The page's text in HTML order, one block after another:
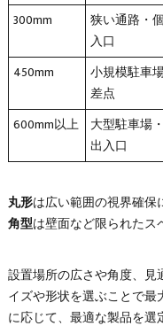
300mm
狭い通路・
入口
450mm
小規模駐車
差点
600mm以上
大型駐車場
出入口
丸形は広い範囲の視界確保
角型は壁面など限られたス
設置場所の広さや角度、
イズや形状を選ぶことで
に応じて、最適な製品を選